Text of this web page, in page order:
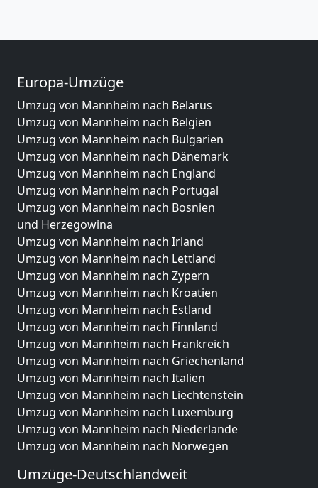
Europa-Umzüge
Umzug von Mannheim nach Belarus
Umzug von Mannheim nach Belgien
Umzug von Mannheim nach Bulgarien
Umzug von Mannheim nach Dänemark
Umzug von Mannheim nach England
Umzug von Mannheim nach Portugal
Umzug von Mannheim nach Bosnien
und Herzegowina
Umzug von Mannheim nach Irland
Umzug von Mannheim nach Lettland
Umzug von Mannheim nach Zypern
Umzug von Mannheim nach Kroatien
Umzug von Mannheim nach Estland
Umzug von Mannheim nach Finnland
Umzug von Mannheim nach Frankreich
Umzug von Mannheim nach Griechenland
Umzug von Mannheim nach Italien
Umzug von Mannheim nach Liechtenstein
Umzug von Mannheim nach Luxemburg
Umzug von Mannheim nach Niederlande
Umzug von Mannheim nach Norwegen
Umzüge-Deutschlandweit